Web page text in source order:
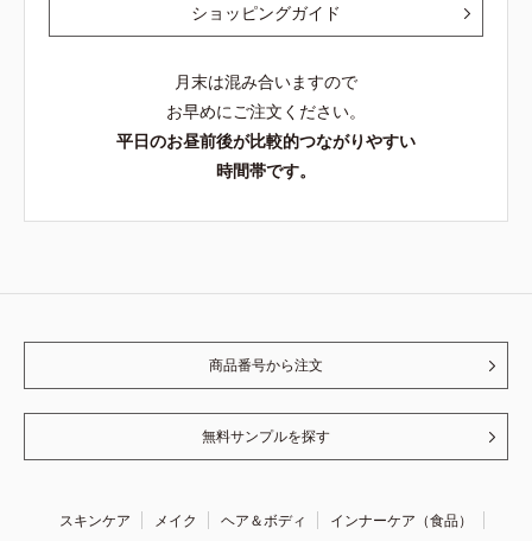
ショッピングガイド
月末は混み合いますので
お早めにご注文ください。
平日のお昼前後が比較的つながりやすい
時間帯です。
商品番号から注文
無料サンプルを探す
スキンケア メイク ヘア＆ボディ
インナーケア（食品）